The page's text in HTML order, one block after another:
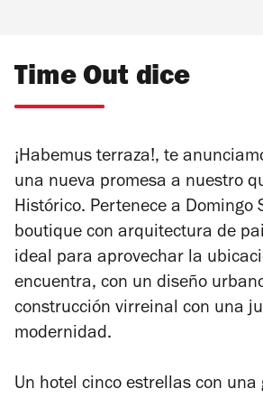
Time Out dice
¡Habemus terraza!, te
una nueva promesa a nuestro
Histórico. Pertenece a Domingo
boutique con arquitectura de
ideal para aprovechar la
encuentra, con un diseño
construcción virreinal con una
modernidad.
Un hotel cinco estrellas con